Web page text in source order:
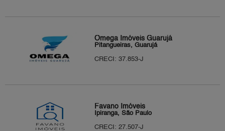
Omega Imóveis Guarujá
Pitangueiras, Guarujá
CRECI: 37.853-J
Favano Imóveis
Ipiranga, São Paulo
CRECI: 27.507-J